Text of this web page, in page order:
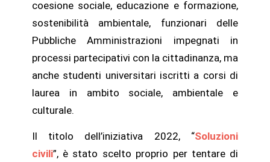
coesione sociale, educazione e formazione,
sostenibilità ambientale, funzionari delle
Pubbliche Amministrazioni impegnati in
processi partecipativi con la cittadinanza, ma
anche studenti universitari iscritti a corsi di
laurea in ambito sociale, ambientale e
culturale.
Il titolo dell’iniziativa 2022, “Soluzioni
civili”, è stato scelto proprio per tentare di